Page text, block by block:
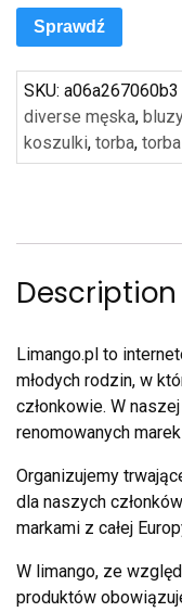
Sprawdź
SKU: a06a267060b3
diverse męska,
koszulki, torba,
Description
Limango.pl to
młodych rodzin, w
członkowie. W
renomowanych
Organizujemy
dla naszych
markami z całej
W limango, ze
produktów